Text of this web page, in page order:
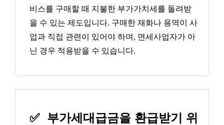
비스를 구매할 때 지불한 부가가치세를 돌려받
을 수 있는 제도입니다. 구매한 재화나 용역이 사
업과 직접 관련이 있어야 하며, 면세사업자가 아
닌 경우 적용받을 수 있습니다.
✅ 부가세대급금을 환급받기 위